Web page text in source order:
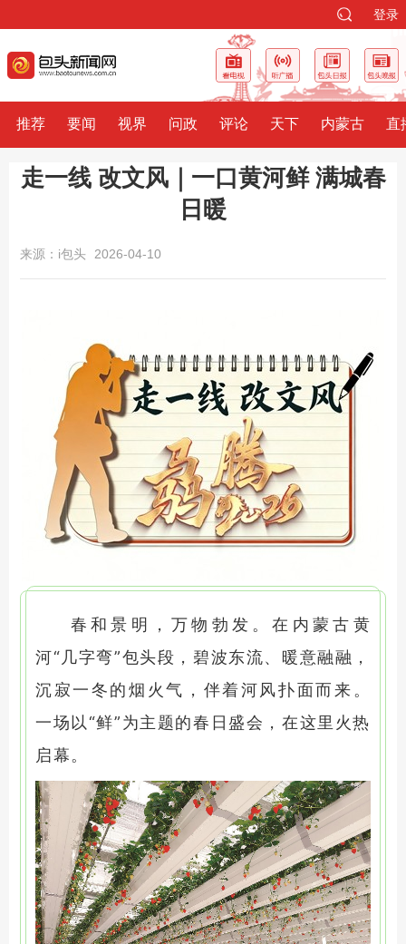
登录
推荐 要闻 视界 问政 评论 天下 内蒙古 直
走一线 改文风｜一口黄河鲜 满城春
日暖
来源：i包头 2026-04-10
春和景明，万物勃发。在内蒙古黄
河“几字弯”包头段，碧波东流、暖意融融，
沉寂一冬的烟火气，伴着河风扑面而来。
一场以“鲜”为主题的春日盛会，在这里火热
启幕。